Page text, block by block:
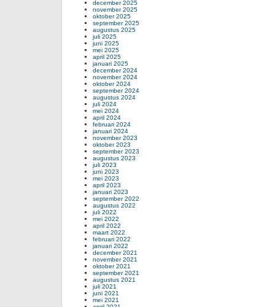
december 2025
november 2025
oktober 2025
september 2025
augustus 2025
juli 2025
juni 2025
mei 2025
april 2025
januari 2025
december 2024
november 2024
oktober 2024
september 2024
augustus 2024
juli 2024
mei 2024
april 2024
februari 2024
januari 2024
november 2023
oktober 2023
september 2023
augustus 2023
juli 2023
juni 2023
mei 2023
april 2023
januari 2023
september 2022
augustus 2022
juli 2022
mei 2022
april 2022
maart 2022
februari 2022
januari 2022
december 2021
november 2021
oktober 2021
september 2021
augustus 2021
juli 2021
juni 2021
mei 2021